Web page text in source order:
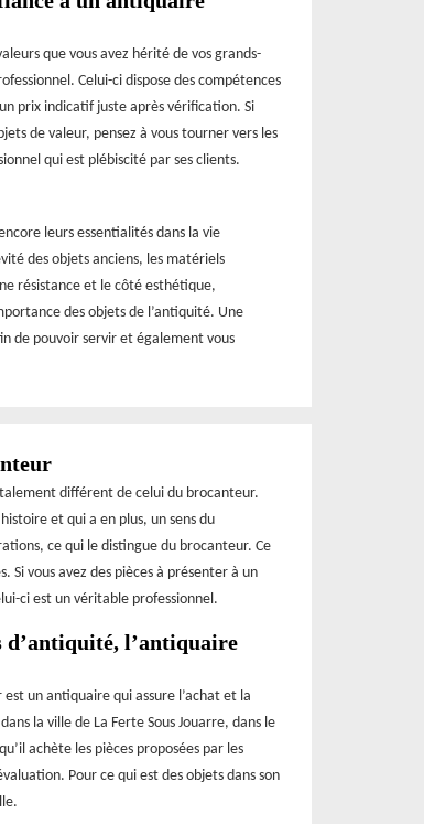
que vous avez hérité de vos grands-
Celui-ci dispose des compétences
prix indicatif juste après vérification. Si
de valeur, pensez à vous tourner vers les
qui est plébiscité par ses clients.
leurs essentialités dans la vie
des objets anciens, les matériels
résistance et le côté esthétique,
des objets de l’antiquité. Une
de pouvoir servir et également vous
différent de celui du brocanteur.
et qui a en plus, un sens du
ce qui le distingue du brocanteur. Ce
Si vous avez des pièces à présenter à un
ci est un véritable professionnel.
d’antiquité, l’antiquaire
un antiquaire qui assure l’achat et la
la ville de La Ferte Sous Jouarre, dans le
achète les pièces proposées par les
Pour ce qui est des objets dans son